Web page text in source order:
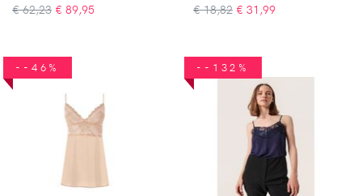
€ 62,23 € 89,95 € 18,82 € 31,99
--46% --132%